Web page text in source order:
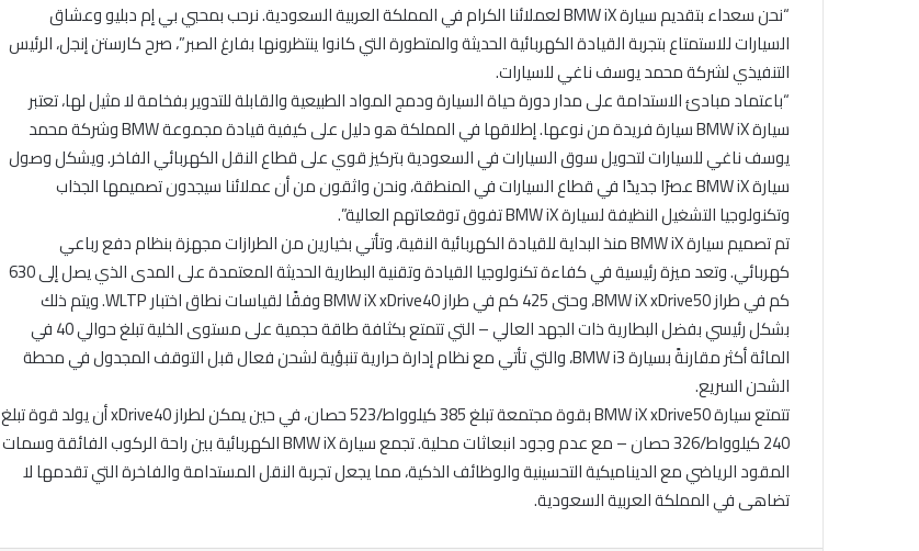
“نحن سعداء بتقديم سيارة BMW iX لعملائنا الكرام في المملكة العربية السعودية. نرحب بمحبي بي إم دبليو وعشاق
السيارات للاستمتاع بتجربة القيادة الكهربائية الحديثة والمتطورة التي كانوا ينتظرونها بفارغ الصبر”، صرح كارستن إنجل، الرئيس
التنفيذي لشركة محمد يوسف ناغي للسيارات.
“باعتماد مبادئ الاستدامة على مدار دورة حياة السيارة ودمج المواد الطبيعية والقابلة للتدوير بفخامة لا مثيل لها، تعتبر
سيارة BMW iX سيارة فريدة من نوعها. إطلاقها في المملكة هو دليل على كيفية قيادة مجموعة BMW وشركة محمد
يوسف ناغي للسيارات لتحويل سوق السيارات في السعودية بتركيز قوي على قطاع النقل الكهربائي الفاخر. ويشكل وصول
سيارة BMW iX عصرًا جديدًا في قطاع السيارات في المنطقة، ونحن واثقون من أن عملائنا سيجدون تصميمها الجذاب
وتكنولوجيا التشغيل النظيفة لسيارة BMW iX تفوق توقعاتهم العالية”.
تم تصميم سيارة BMW iX منذ البداية للقيادة الكهربائية النقية، وتأتي بخيارين من الطرازات مجهزة بنظام دفع رباعي
كهربائي. وتعد ميزة رئيسية في كفاءة تكنولوجيا القيادة وتقنية البطارية الحديثة المعتمدة على المدى الذي يصل إلى 630
كم في طراز BMW iX xDrive50، وحتى 425 كم في طراز BMW iX xDrive40 وفقًا لقياسات نطاق اختبار WLTP. ويتم ذلك
بشكل رئيسي بفضل البطارية ذات الجهد العالي – التي تتمتع بكثافة طاقة حجمية على مستوى الخلية تبلغ حوالي 40 في
المائة أكثر مقارنةً بسيارة BMW i3، والتي تأتي مع نظام إدارة حرارية تنبؤية لشحن فعال قبل التوقف المجدول في محطة
الشحن السريع.
تتمتع سيارة BMW iX xDrive50 بقوة مجتمعة تبلغ 385 كيلوواط/523 حصان، في حين يمكن لطراز xDrive40 أن يولد قوة تبلغ
240 كيلوواط/326 حصان – مع عدم وجود انبعاثات محلية. تجمع سيارة BMW iX الكهربائية بين راحة الركوب الفائقة وسمات
المقود الرياضي مع الديناميكية التحسينية والوظائف الذكية، مما يجعل تجربة النقل المستدامة والفاخرة التي تقدمها لا
تضاهى في المملكة العربية السعودية.